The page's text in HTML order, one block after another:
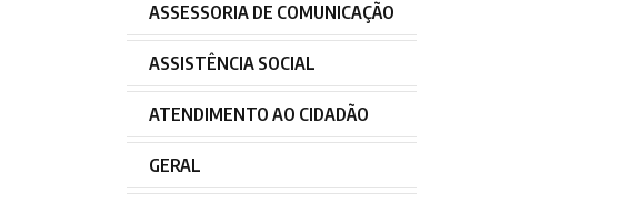
ASSESSORIA DE COMUNICAÇÃO
ASSISTÊNCIA SOCIAL
ATENDIMENTO AO CIDADÃO
GERAL